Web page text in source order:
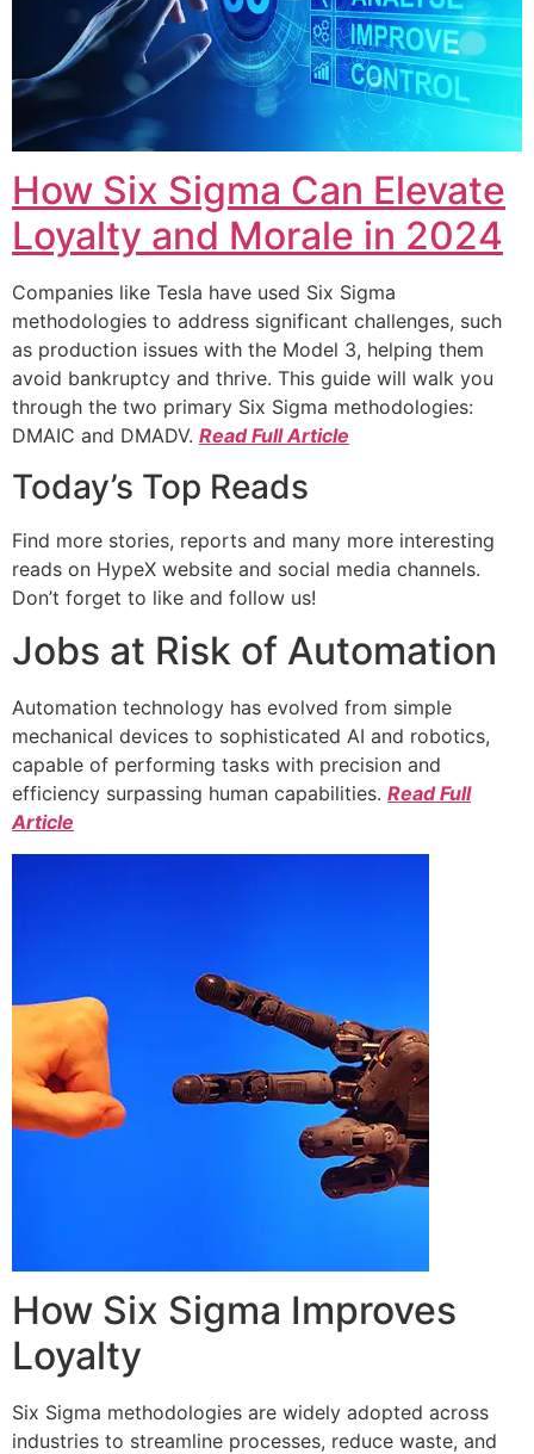
How Six Sigma Can Elevate
Loyalty and Morale in 2024
Companies like Tesla have used Six Sigma
methodologies to address significant challenges, such
as production issues with the Model 3, helping them
avoid bankruptcy and thrive. This guide will walk you
through the two primary Six Sigma methodologies:
DMAIC and DMADV. Read Full Article
Today’s Top Reads
Find more stories, reports and many more interesting
reads on HypeX website and social media channels.
Don’t forget to like and follow us!
Jobs at Risk of Automation
Automation technology has evolved from simple
mechanical devices to sophisticated AI and robotics,
capable of performing tasks with precision and
efficiency surpassing human capabilities. Read Full
Article
How Six Sigma Improves
Loyalty
Six Sigma methodologies are widely adopted across
industries to streamline processes, reduce waste, and